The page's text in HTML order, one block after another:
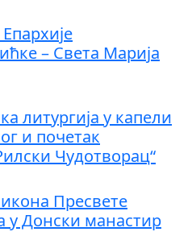
– Света Марија
литургија у капели
и почетак
Чудотворац“
Пресвете
у Донски манастир